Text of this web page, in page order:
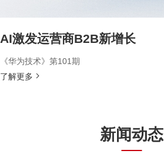
AI激发运营商B2B新增长
《华为技术》第101期
了解更多
新闻动态